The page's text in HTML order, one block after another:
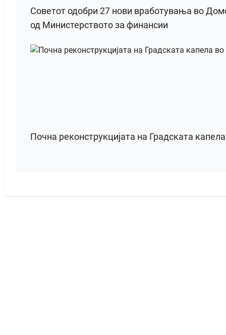
Советот одобри 27 нови вработувања во
од Министерството за финансии
Почна реконструкцијата на Градската